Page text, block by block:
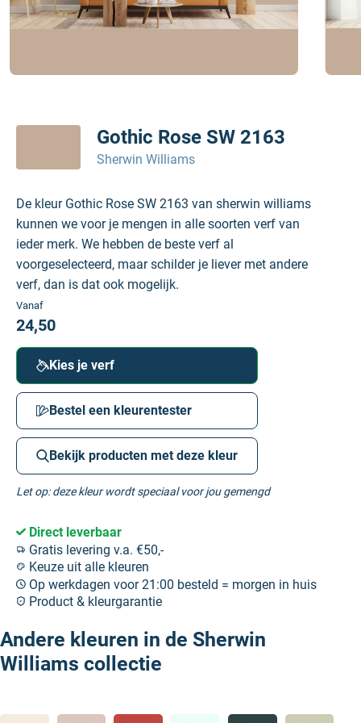
Gothic Rose SW 2163
Sherwin Williams
De kleur Gothic Rose SW 2163 van sherwin williams
kunnen we voor je mengen in alle soorten verf van
ieder merk. We hebben de beste verf al
voorgeselecteerd, maar schilder je liever met andere
verf, dan is dat ook mogelijk.
Vanaf
24,50
Kies je verf
Bestel een kleurentester
Bekijk producten met deze kleur
Let op: deze kleur wordt speciaal voor jou gemengd
Direct leverbaar
Gratis levering v.a. €50,-
Keuze uit alle kleuren
Op werkdagen voor 21:00 besteld = morgen in huis
Product & kleurgarantie
Andere kleuren in de Sherwin
Williams collectie